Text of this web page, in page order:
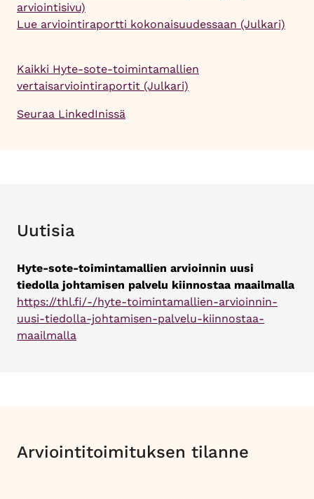
arviointisivu)
Lue arviointiraportti kokonaisuudessaan (Julkari)
Kaikki Hyte-sote-toimintamallien
vertaisarviointiraportit (Julkari)
Seuraa LinkedInissä
Uutisia
Hyte-sote-toimintamallien arvioinnin uusi
tiedolla johtamisen palvelu kiinnostaa maailmalla
https://thl.fi/-/hyte-toimintamallien-arvioinnin-
uusi-tiedolla-johtamisen-palvelu-kiinnostaa-
maailmalla
Arviointitoimituksen tilanne